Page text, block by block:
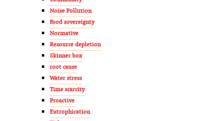
Noise Pollution
Food sovereignty
Normative
Resource depletion
Skinner box
root cause
Water stress
Time scarcity
Proactive
Eutrophication